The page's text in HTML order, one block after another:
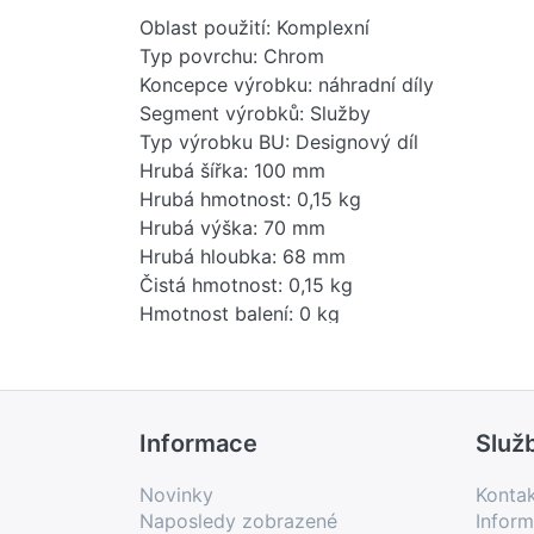
Oblast použití: Komplexní
Typ povrchu: Chrom
Koncepce výrobku: náhradní díly
Segment výrobků: Služby
Typ výrobku BU: Designový díl
Hrubá šířka: 100 mm
Hrubá hmotnost: 0,15 kg
Hrubá výška: 70 mm
Hrubá hloubka: 68 mm
Čistá hmotnost: 0,15 kg
Hmotnost balení: 0 kg
Země původu: IT
Novinka: Ne
Prodejní program: Ano
Kód produktu: 74182000
Kód produktu v USA: 7418201000
Informace
Novinky
Naposledy zobrazené